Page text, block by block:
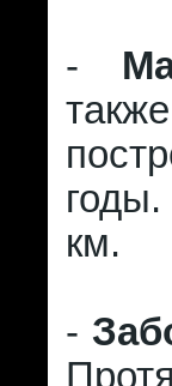
-
км.
-